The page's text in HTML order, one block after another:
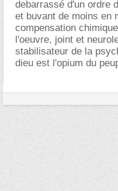
debarrassé d'un ordre
et buvant de moins en
compensation
l'oeuvre, joint et
stabilisateur de la
dieu est l'opium du